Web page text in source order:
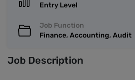
Entry Level
Job Function
Finance, Accounting, Audit
Job Description